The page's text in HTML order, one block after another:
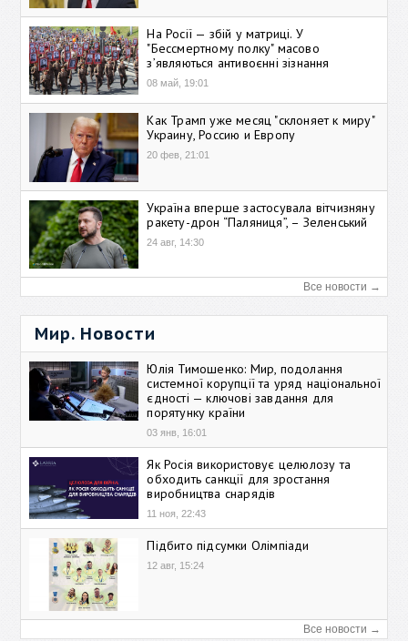
На Росії — збій у матриці. У
"Бессмертному полку" масово
зʼявляються антивоєнні зізнання
08 май, 19:01
Как Трамп уже месяц "склоняет к миру"
Украину, Россию и Европу
20 фев, 21:01
Україна вперше застосувала вітчизняну
ракету-дрон “Паляниця”, – Зеленський
24 авг, 14:30
Все новости →
Мир. Новости
Юлія Тимошенко: Мир, подолання
системної корупції та уряд національної
єдності — ключові завдання для
порятунку країни
03 янв, 16:01
Як Росія використовує целюлозу та
обходить санкції для зростання
виробництва снарядів
11 ноя, 22:43
Підбито підсумки Олімпіади
12 авг, 15:24
Все новости →